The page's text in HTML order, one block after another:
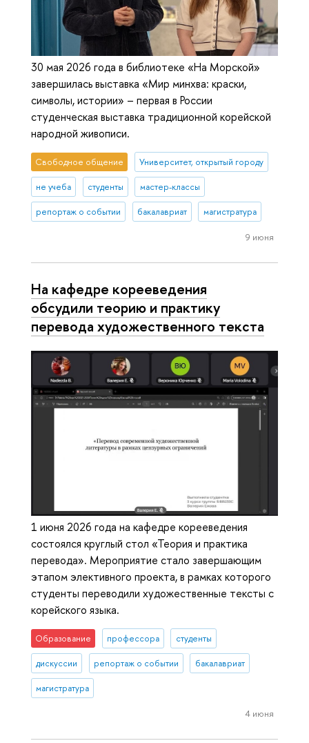
30 мая 2026 года в библиотеке «На Морской»
завершилась выставка «Мир минхва: краски,
символы, истории» – первая в России
студенческая выставка традиционной корейской
народной живописи.
Свободное общение Университет, открытый городу
не учеба студенты мастер-классы
репортаж о событии бакалавриат магистратура
9 июня
На кафедре корееведения
обсудили теорию и практику
перевода художественного текста
1 июня 2026 года на кафедре корееведения
состоялся круглый стол «Теория и практика
перевода». Мероприятие стало завершающим
этапом элективного проекта, в рамках которого
студенты переводили художественные тексты с
корейского языка.
Образование профессора студенты
дискуссии репортаж о событии бакалавриат
магистратура
4 июня